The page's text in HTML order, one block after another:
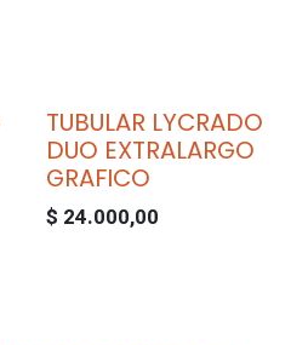
TUBULAR LYCRADO
DUO EXTRALARGO
GRAFICO
$ 24.000,00